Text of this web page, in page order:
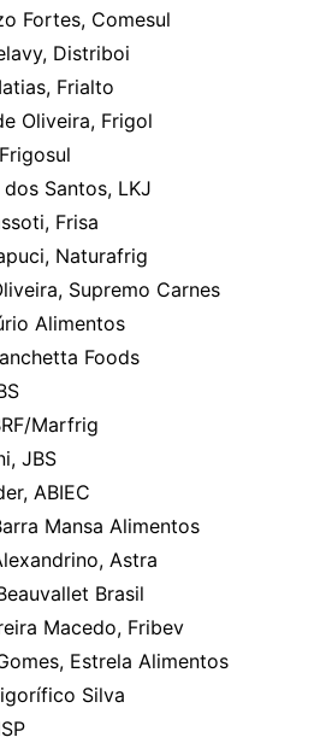
Fortes, Comesul
Distriboi
Frialto
Oliveira, Frigol
Santos, LKJ
Frisa
Naturafrig
Supremo Carnes
Alimentos
Foods
Marfrig
JBS
ABIEC
Mansa Alimentos
Astra
Brasil
Macedo, Fribev
Estrela Alimentos
Silva